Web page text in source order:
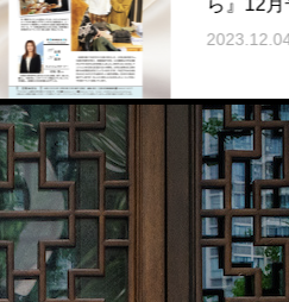
ら』12月号に登場
2023.12.04